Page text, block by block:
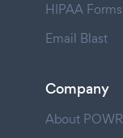
HIPAA Forms
Email Blast
Company
About POWR